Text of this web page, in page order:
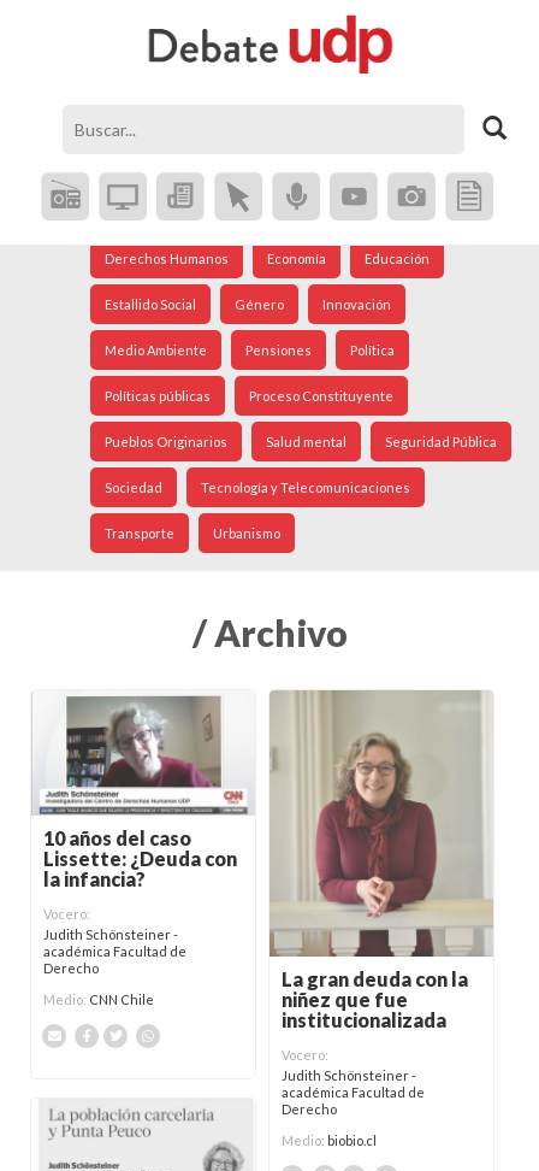
Coronavirus Crisis Social Democracia
Derechos Humanos Economía Educación
Estallido Social Género Innovación
Medio Ambiente Pensiones Política
Políticas públicas Proceso Constituyente
Pueblos Originarios Salud mental Seguridad Pública
Sociedad Tecnología y Telecomunicaciones
Transporte Urbanismo
/ Archivo
10 años del caso
Lissette: ¿Deuda con
la infancia?
Vocero:
Judith Schönsteiner -
académica Facultad de
Derecho
Medio: CNN Chile
La gran deuda con la
niñez que fue
institucionalizada
Vocero:
Judith Schönsteiner -
académica Facultad de
Derecho
Medio: biobio.cl